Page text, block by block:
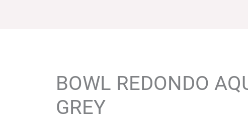
BOWL REDONDO
GREY
desde
GREY